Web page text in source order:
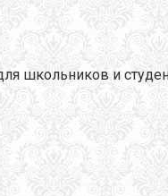
школьников и